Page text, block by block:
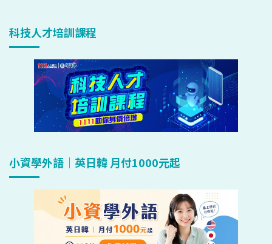
科技人才培訓課程
小資學外語｜英日韓 月付1000元起